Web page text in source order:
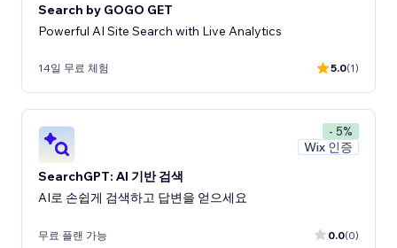
Search by GOGO GET
Powerful AI Site Search with Live Analytics
14일 무료 체험 5.0(1)
- 5%
Wix 인증
SearchGPT: AI 기반 검색
AI로 손쉽게 검색하고 답변을 얻으세요
무료 플랜 가능 0.0(0)